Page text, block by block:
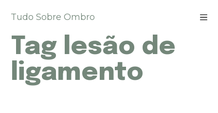
u
a
p
Tudo Sobre Ombro
Tag lesão de
ligamento